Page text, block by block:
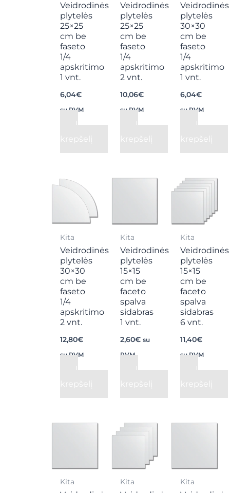
Veidrodinės
plytelės
25×25
cm be
faseto
1/4
apskritimo
1 vnt.
6,04€
su PVM
Į
krepšelį
Veidrodinės
plytelės
25×25
cm be
faseto
1/4
apskritimo
2 vnt.
10,06€
su PVM
Į
krepšelį
Veidrodinės
plytelės
30×30
cm be
faseto
1/4
apskritimo
1 vnt.
6,04€
su PVM
Į
krepšelį
Kita
Veidrodinės
plytelės
30×30
cm be
faseto
1/4
apskritimo
2 vnt.
12,80€
su PVM
Į
krepšelį
Kita
Veidrodinės
plytelės
15×15
cm be
faceto
spalva
sidabras
1 vnt.
2,60€ su
PVM
Į
krepšelį
Kita
Veidrodinės
plytelės
15×15
cm be
faceto
spalva
sidabras
6 vnt.
11,40€
su PVM
Į
krepšelį
Kita Kita Kita